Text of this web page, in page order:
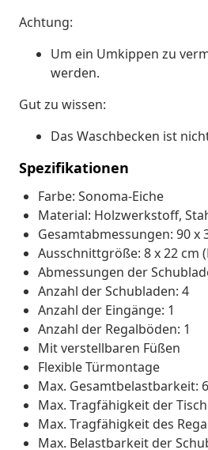
Achtung:
Um ein Umkippen zu
werden.
Gut zu wissen:
Das Waschbecken ist
Spezifikationen
Farbe: Sonoma-Eiche
Material: Holzwerkstoff,
Gesamtabmessungen: 90 x
Ausschnittgröße: 8 x 22 cm
Abmessungen der
Anzahl der Schubladen: 4
Anzahl der Eingänge: 1
Anzahl der Regalböden: 1
Mit verstellbaren Füßen
Flexible Türmontage
Max. Gesamtbelastbarkeit:
Max. Tragfähigkeit der
Max. Tragfähigkeit des
Max. Belastbarkeit der